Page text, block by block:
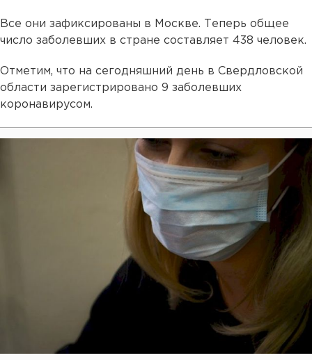
Все они зафиксированы в Москве. Теперь общее
число заболевших в стране составляет 438 человек.
Отметим, что на сегодняшний день в Свердловской
области зарегистрировано 9 заболевших
коронавирусом.